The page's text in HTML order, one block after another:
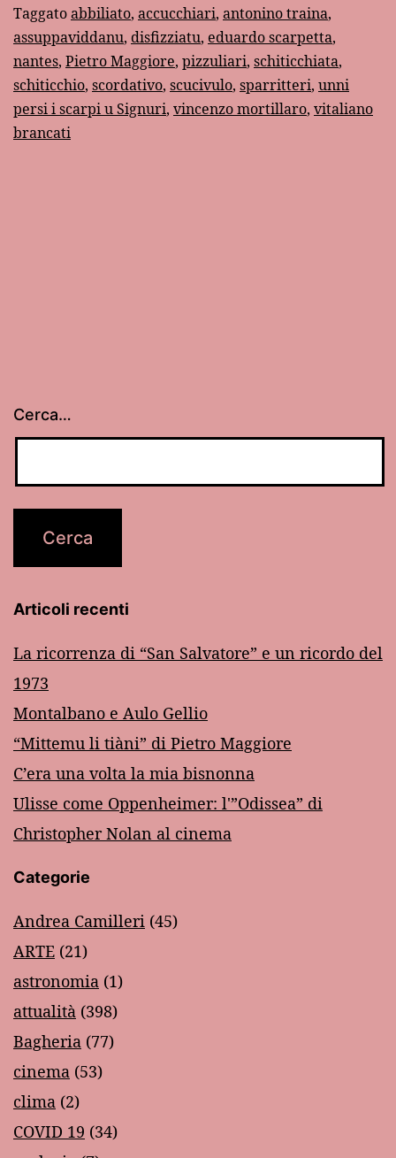
Taggatoabbiliato, accucchiari, antonino traina,
assuppaviddanu, disfizziatu, eduardo scarpetta,
nantes, Pietro Maggiore, pizzuliari, schiticchiata,
schiticchio, scordativo, scucivulo, sparritteri, unni
persi i scarpi u Signuri, vincenzo mortillaro, vitaliano
brancati
Cerca…
Articoli recenti
La ricorrenza di “San Salvatore” e un ricordo del
1973
Montalbano e Aulo Gellio
“Mittemu li tiàni” di Pietro Maggiore
C’era una volta la mia bisnonna
Ulisse come Oppenheimer: l'”Odissea” di
Christopher Nolan al cinema
Categorie
Andrea Camilleri (45)
ARTE (21)
astronomia (1)
attualità (398)
Bagheria (77)
cinema (53)
clima (2)
COVID 19 (34)